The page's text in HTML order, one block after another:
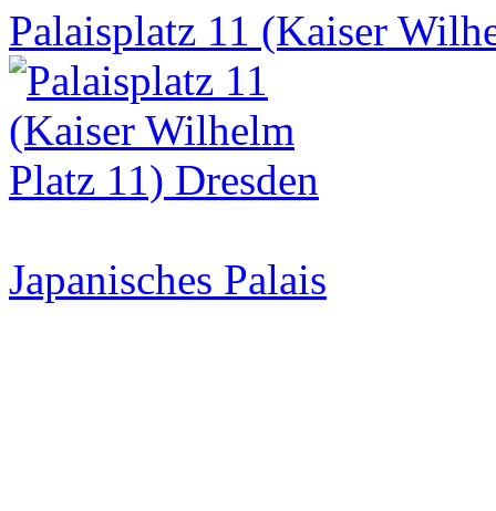
Palaisplatz 11 (Kaiser
Japanisches Palais